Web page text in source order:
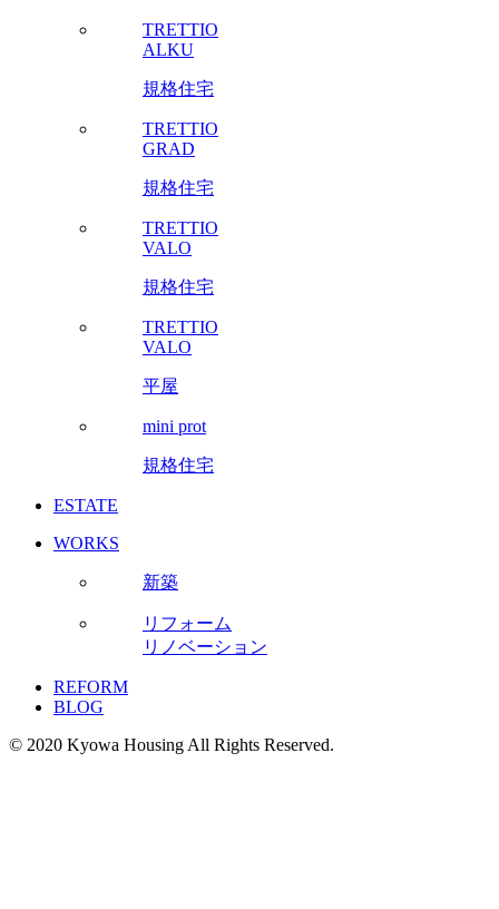
TRETTIO
ALKU
規格住宅
TRETTIO
GRAD
規格住宅
TRETTIO
VALO
規格住宅
TRETTIO
VALO
平屋
mini prot
規格住宅
ESTATE
WORKS
新築
リフォーム
リノベーション
REFORM
BLOG
© 2020 Kyowa Housing All Rights Reserved.